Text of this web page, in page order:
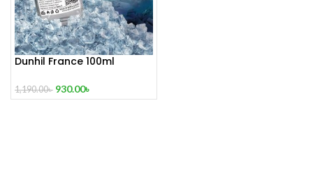
Dunhil France 100ml
1,190.00৳ 930.00৳